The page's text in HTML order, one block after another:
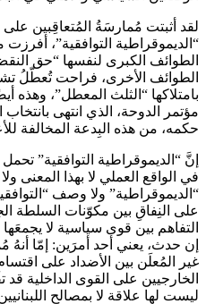
لقد أثبتت مُمارسَةُ المُتعاقِبين
“الديموقراطية التوافقية”، أفرزت
الطوائف الكبرى لنفسها “حق
الطوائف الأخرى، فراحت تُعطّلُ
بامتلاكها “الثلث المعطل”، وهذه
مؤتمر الدوحة، الذي انتهى
حكمه، من هذه البِدعة المخالفة
إنَّ “الديموقراطية التوافقية”
في الواقع العملي لا بهذا المعنى
“الديموقراطية” ولا وصف
على النِفاقِ بين مكوّنات السلطة
التفاهم بين قوى سياسية لا
إن حدث، يعني أحد أمرَين: إمّا أنهُ
غير المُعلَن بين الأضداد على
الخارجيين على القوى الداخلية
ليست لها علاقة لا بمصالح